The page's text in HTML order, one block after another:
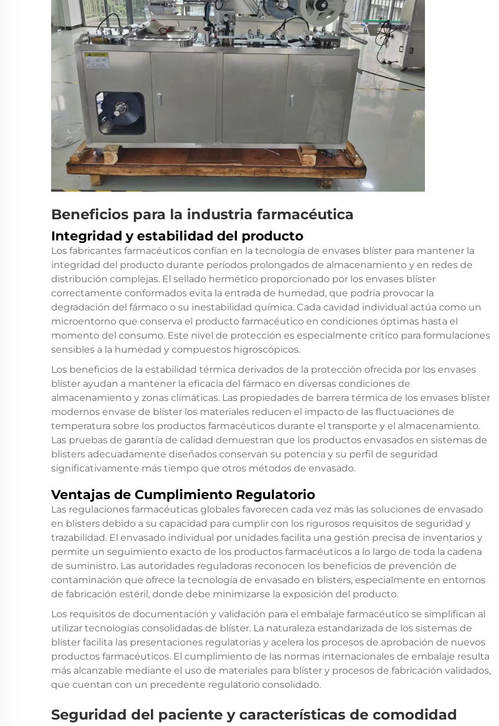
Beneficios para la industria farmacéutica
Integridad y estabilidad del producto
Los fabricantes farmacéuticos confían en la tecnología de envases blíster para mantener la
integridad del producto durante períodos prolongados de almacenamiento y en redes de
distribución complejas. El sellado hermético proporcionado por los envases blíster
correctamente conformados evita la entrada de humedad, que podría provocar la
degradación del fármaco o su inestabilidad química. Cada cavidad individual actúa como un
microentorno que conserva el producto farmacéutico en condiciones óptimas hasta el
momento del consumo. Este nivel de protección es especialmente crítico para formulaciones
sensibles a la humedad y compuestos higroscópicos.
Los beneficios de la estabilidad térmica derivados de la protección ofrecida por los envases
blíster ayudan a mantener la eficacia del fármaco en diversas condiciones de
almacenamiento y zonas climáticas. Las propiedades de barrera térmica de los envases blíster
modernos envase de blíster los materiales reducen el impacto de las fluctuaciones de
temperatura sobre los productos farmacéuticos durante el transporte y el almacenamiento.
Las pruebas de garantía de calidad demuestran que los productos envasados en sistemas de
blisters adecuadamente diseñados conservan su potencia y su perfil de seguridad
significativamente más tiempo que otros métodos de envasado.
Ventajas de Cumplimiento Regulatorio
Las regulaciones farmacéuticas globales favorecen cada vez más las soluciones de envasado
en blisters debido a su capacidad para cumplir con los rigurosos requisitos de seguridad y
trazabilidad. El envasado individual por unidades facilita una gestión precisa de inventarios y
permite un seguimiento exacto de los productos farmacéuticos a lo largo de toda la cadena
de suministro. Las autoridades reguladoras reconocen los beneficios de prevención de
contaminación que ofrece la tecnología de envasado en blisters, especialmente en entornos
de fabricación estéril, donde debe minimizarse la exposición del producto.
Los requisitos de documentación y validación para el embalaje farmacéutico se simplifican al
utilizar tecnologías consolidadas de blíster. La naturaleza estandarizada de los sistemas de
blíster facilita las presentaciones regulatorias y acelera los procesos de aprobación de nuevos
productos farmacéuticos. El cumplimiento de las normas internacionales de embalaje resulta
más alcanzable mediante el uso de materiales para blíster y procesos de fabricación validados,
que cuentan con un precedente regulatorio consolidado.
Seguridad del paciente y características de comodidad